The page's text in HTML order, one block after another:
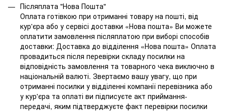
Післяплата "Нова Пошта"
Оплата готівкою при отриманні товару на пошті, від
кур'єра або у сервісі доставки «Нова пошта» Ви можете
оплатити замовлення післяплатою при виборі способів
доставки: Доставка до відділення «Нова пошта» Оплата
провадиться після перевірки складу посилки на
відповідність замовлення та товарного чека виключно в
національній валюті. Звертаємо вашу увагу, що при
отриманні посилки у відділенні компанії перевізника або
у кур'єра та оплаті ви підписуєте акт приймання-
передачі, яким підтверджуєте факт перевірки посилки